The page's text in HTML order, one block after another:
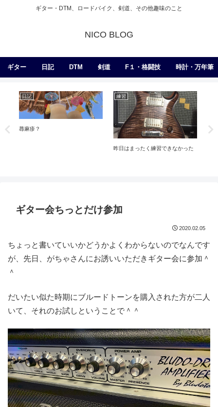
ギター・DTM、ロードバイク、剣道、その他趣味のこと
NICO BLOG
ギター 日記 DTM 剣道 F１・格闘技 時計・万年筆
日記
蕁麻疹？
練習
昨日はまったく練習できなかった
ギター会ちっとだけ参加
2020.02.05
ちょっと書いていいかどうかよくわからないのでなんです
が、先日、がちゃさんにお誘いいただきギター会に参加＾
＾
だいたい似た時期にブルードトーンを購入された方が二人
いて、それのお試しということで＾＾